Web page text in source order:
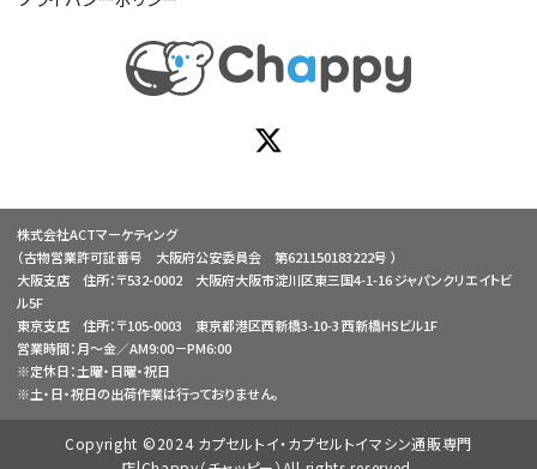
株式会社ACTマーケティング
（古物営業許可証番号 大阪府公安委員会 第621150183222号 ）
大阪支店 住所：〒532-0002 大阪府大阪市淀川区東三国4-1-16 ジャパンクリエイトビ
ル5F
東京支店 住所：〒105-0003 東京都港区西新橋3-10-3 西新橋HSビル1F
営業時間：月～金／AM9:00－PM6:00
※定休日：土曜・日曜・祝日
※土・日・祝日の出荷作業は行っておりません。
Copyright ©2024 カプセルトイ・カプセルトイマシン通販専門